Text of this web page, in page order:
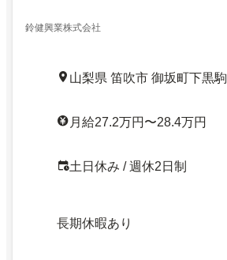
鈴健興業株式会社
山梨県 笛吹市 御坂町下黒駒
月給27.2万円〜28.4万円
土日休み / 週休2日制
長期休暇あり